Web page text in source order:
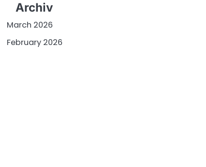
Archiv
March 2026
February 2026